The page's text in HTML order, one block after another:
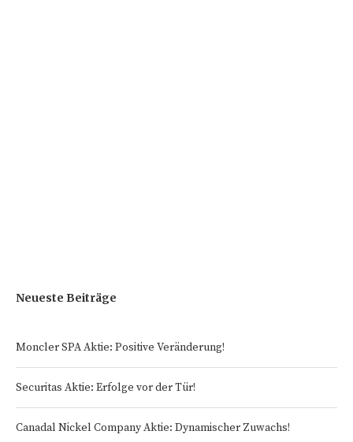
Neueste Beiträge
Moncler SPA Aktie: Positive Veränderung!
Securitas Aktie: Erfolge vor der Tür!
Canadal Nickel Company Aktie: Dynamischer Zuwachs!